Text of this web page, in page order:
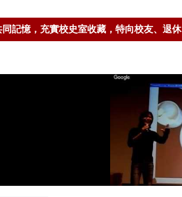
記憶，充實校史室收藏，特向校友、退